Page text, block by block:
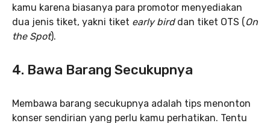
kamu karena biasanya para promotor menyediakan
dua jenis tiket, yakni tiket early birddan tiket OTS ( On
the Spot).
4. Bawa Barang Secukupnya
Membawa barang secukupnya adalah tips menonton
konser sendirian yang perlu kamu perhatikan. Tentu